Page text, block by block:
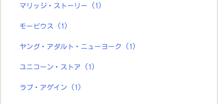
マリッジ・ストーリー (1)
モービウス (1)
ヤング・アダルト・ニューヨーク (1)
ユニコーン・ストア (1)
ラブ・アゲイン (1)